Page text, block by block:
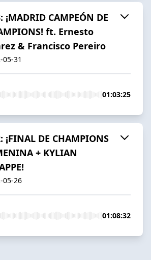
¡MADRID CAMPEÓN DE
ft. Ernesto
& Francisco Pereiro
05-31
01:03:25
¡FINAL DE CHAMPIONS
+ KYLIAN
05-26
01:08:32